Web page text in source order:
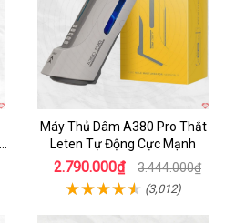
Máy Thủ Dâm A380 Pro Thắt
Leten Tự Động Cực Mạnh
2.790.000₫ 3.444.000₫
(3,012)